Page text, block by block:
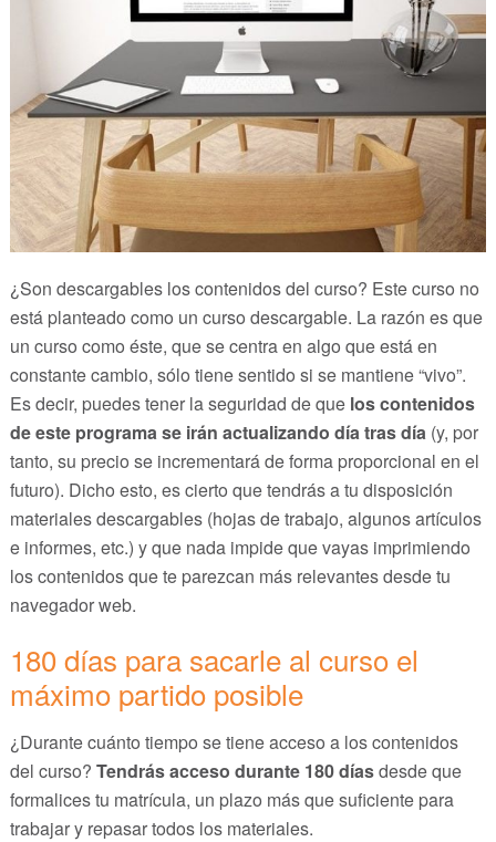
¿Son descargables los contenidos del curso? Este curso no
está planteado como un curso descargable. La razón es que
un curso como éste, que se centra en algo que está en
constante cambio, sólo tiene sentido si se mantiene “vivo”.
Es decir, puedes tener la seguridad de que los contenidos
de este programa se irán actualizando día tras día(y, por
tanto, su precio se incrementará de forma proporcional en el
futuro). Dicho esto, es cierto que tendrás a tu disposición
materiales descargables (hojas de trabajo, algunos artículos
e informes, etc.) y que nada impide que vayas imprimiendo
los contenidos que te parezcan más relevantes desde tu
navegador web.
180 días para sacarle al curso el
máximo partido posible
¿Durante cuánto tiempo se tiene acceso a los contenidos
del curso? Tendrás acceso durante 180 díasdesde que
formalices tu matrícula, un plazo más que suficiente para
trabajar y repasar todos los materiales.